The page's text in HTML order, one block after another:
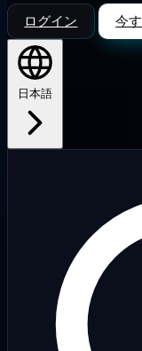
ログイン 今
日本語